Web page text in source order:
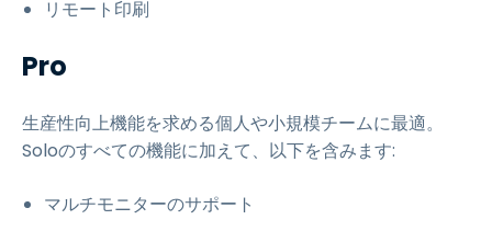
リモート印刷
Pro
生産性向上機能を求める個人や小規模チームに最適。
Soloのすべての機能に加えて、以下を含みます:
マルチモニターのサポート